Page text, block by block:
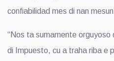
confiabilidad mes di nan
“Nos ta sumamente
di Impuesto, cu a traha riba e